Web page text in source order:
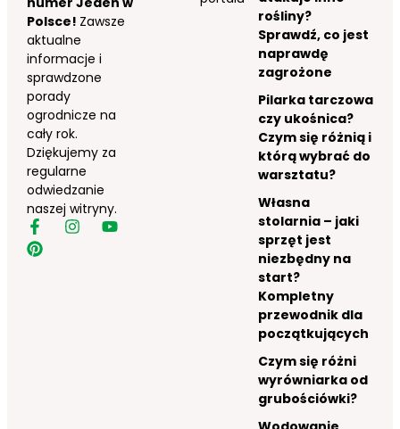
Polsce! Zawsze
aktualne
informacje i
sprawdzone
porady
ogrodnicze na
cały rok.
Dziękujemy za
regularne
odwiedzanie
naszej witryny.
rośliny?
Sprawdź, co jest
naprawdę
zagrożone
Pilarka tarczowa
czy ukośnica?
Czym się różnią i
którą wybrać do
warsztatu?
Własna
stolarnia – jaki
sprzęt jest
niezbędny na
start?
Kompletny
przewodnik dla
początkujących
Czym się różni
wyrówniarka od
grubościówki?